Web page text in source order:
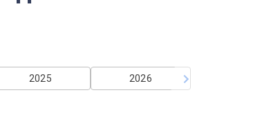
2026
2025